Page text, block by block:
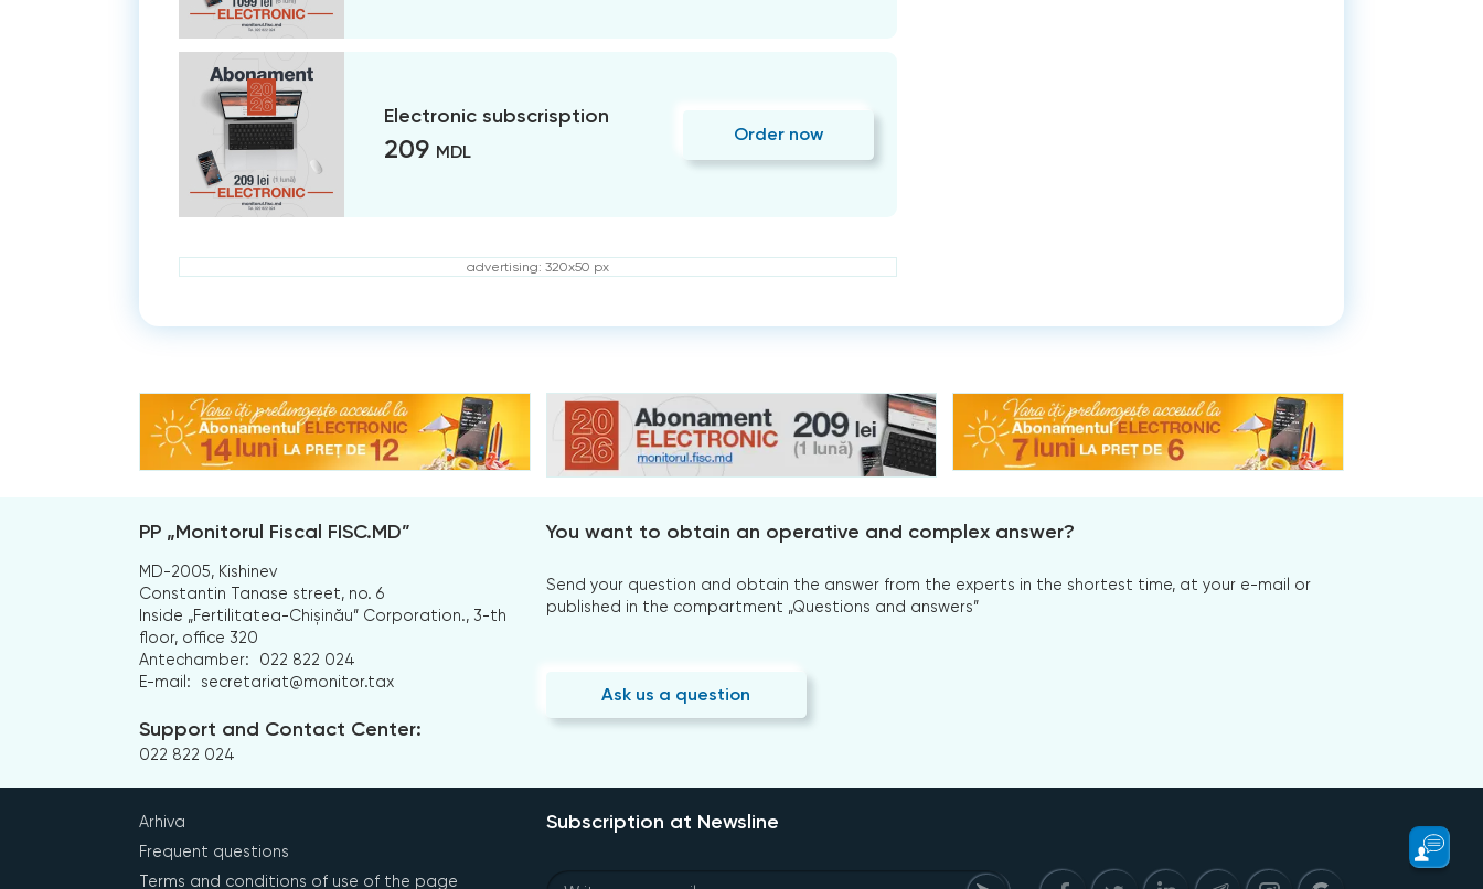
Electronic subscrisption
209 MDL
Order now
advertising: 320x50 px
PP „Monitorul Fiscal FISC.MD”
MD-2005, Kishinev
Constantin Tanase street, no. 6
Inside „Fertilitatea-Chișinău” Corporation., 3-th
floor, office 320
Antechamber:
022 822 024
E-mail:
secretariat@monitor.tax
Support and Contact Center:
022 822 024
You want to obtain an operative and complex answer?
Send your question and obtain the answer from the experts in the shortest time, at your e-mail or
published in the compartment „Questions and answers”
Ask us a question
Arhiva
Frequent questions
Terms and conditions of use of the page
Subscription at Newsline